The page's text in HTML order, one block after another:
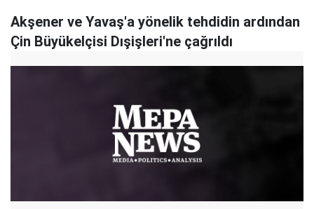
Akşener ve Yavaş'a yönelik tehdidin ardından
Çin Büyükelçisi Dışişleri'ne çağrıldı